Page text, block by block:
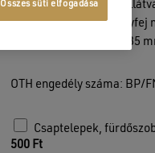
Kerámiabetéttel
Gégecső és zuhanyfej
Méret: 238x223x135
OTH engedély száma: BP/
Csaptelepek,
500 Ft
Összes süti elfogadása